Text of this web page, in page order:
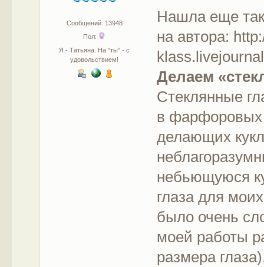
Сообщений: 13948
Пол:
Я - Татьяна. На "ты" - с
удовольствием!
Нашла еще
на автора:
Делаем
Стеклянные
в фарфоровых
делающих
небьющуюся
глаза для
было очень
моей работы
размера